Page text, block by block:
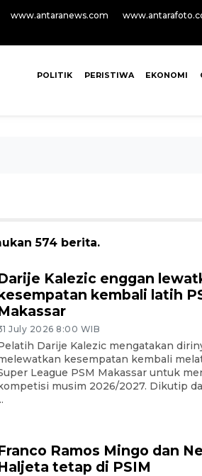
www.antaranews.com
POLITIK PERISTIWA EKONOMI
574 berita.
Kalezic enggan
kembali latih
July 2026 8:00 WIB
Darije Kalezic mengatakan
kesempatan kembali
League PSM Makassar untuk
musim 2026/2027. Dikutip
Ramos Mingo dan
tetap di PSIM